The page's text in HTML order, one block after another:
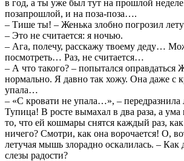
в год, а ты уже был тут на прошлой
позапрошлой, и на поза-поза….
– Тише ты! – Женька злобно погрозил
– Это не считается: я ночью.
– Ага, полечу, расскажу твоему деду…
посмотреть… Раз, не считается…
– А что такого? – попытался оправдаться
нормально. Я давно так хожу. Она даже с
упала…
– «С кровати не упала…», –
Тупица! В росте вымахал в два раза, а
то, что ей кошмары снятся каждый раз,
ничего? Смотри, как она ворочается! О,
летучая мышь злорадно оскалилась. – Как
слезы радости?